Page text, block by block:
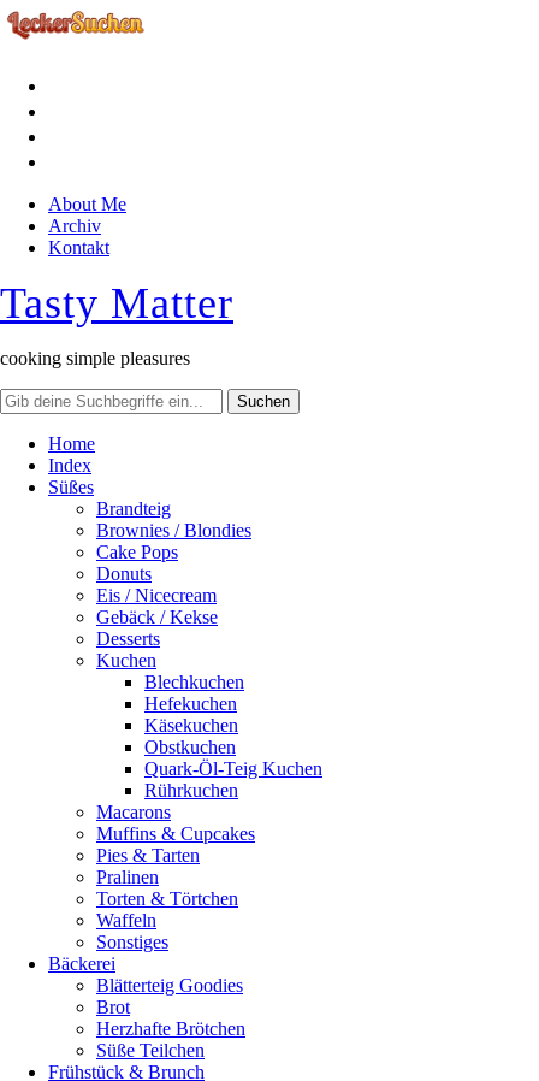
About Me
Archiv
Kontakt
Tasty Matter
cooking simple pleasures
Home
Index
Süßes
Brandteig
Brownies / Blondies
Cake Pops
Donuts
Eis / Nicecream
Gebäck / Kekse
Desserts
Kuchen
Blechkuchen
Hefekuchen
Käsekuchen
Obstkuchen
Quark-Öl-Teig Kuchen
Rührkuchen
Macarons
Muffins & Cupcakes
Pies & Tarten
Pralinen
Torten & Törtchen
Waffeln
Sonstiges
Bäckerei
Blätterteig Goodies
Brot
Herzhafte Brötchen
Süße Teilchen
Frühstück & Brunch